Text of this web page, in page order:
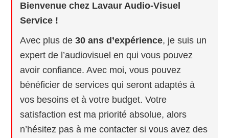
Bienvenue chez Lavaur Audio-Visuel
Service !
Avec plus de30 ans d’expérience, je suis un
expert de l’audiovisuel en qui vous pouvez
avoir confiance. Avec moi, vous pouvez
bénéficier de services qui seront adaptés à
vos besoins et à votre budget. Votre
satisfaction est ma priorité absolue, alors
n’hésitez pas à me contacter si vous avez des